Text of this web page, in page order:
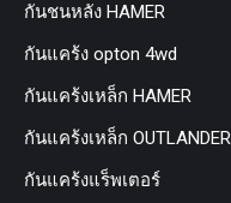
กันชนหลัง HAMER
กันแคร้ง opton 4wd
กันแคร้งเหล็ก HAMER
กันแคร้งเหล็ก OUTLANDER
กันแคร้งแร็พเตอร์